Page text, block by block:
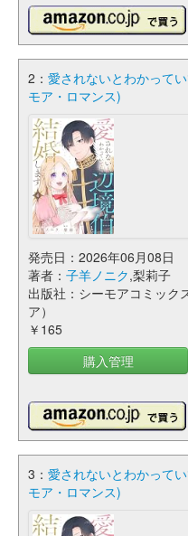
2： 愛されないとわかって
モア・ロマンス)
発売日：2026年06月08日
著者： 子羊ノニク,梨莉子
出版社：シーモアコミック
ア）
￥165
購入管理
3： 愛されないとわかって
モア・ロマンス)